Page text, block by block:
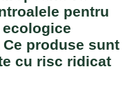
pentru
produse sunt
cu risc ridicat